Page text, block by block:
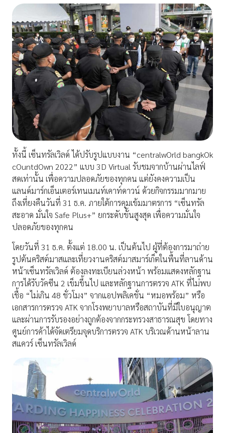
ทั้งนี้ เซ็นทรัลเวิลด์ ได้ปรับรูปแบบงาน “centralwOrld bangkOk
cOuntdOwn 2022” แบบ 3D Virtual รับชมจากบ้านผ่านไลฟ์
สดเท่านั้น เพื่อความปลอดภัยของทุกคน แต่ยังคงความเป็น
แลนด์มาร์กเอ็นเตอร์เทนเมนท์เคาท์ดาวน์ ด้วยกิจกรรมมากมาย
ถึงเที่ยงคืนวันที่ 31 ธ.ค. ภายใต้การคุมเข้มมาตรการ “เซ็นทรัล
สะอาด มั่นใจ Safe Plus+” ยกระดับขั้นสูงสุด เพื่อความมั่นใจ
ปลอดภัยของทุกคน
โดยวันที่ 31 ธ.ค. ตั้งแต่ 18.00 น. เป็นต้นไป ผู้ที่ต้องการมาถ่าย
รูปต้นคริสต์มาสและเที่ยวงานคริสต์มาสมาร์เก็ตในพื้นที่ลานด้าน
หน้าเซ็นทรัลเวิลด์ ต้องลงทะเบียนล่วงหน้า พร้อมแสดงหลักฐาน
การได้รับวัคซีน 2 เข็มขึ้นไป และหลักฐานการตรวจ ATK ที่ไม่พบ
เชื้อ “ไม่เกิน 48 ชั่วโมง” จากแอปพลิเคชั่น “หมอพร้อม” หรือ
เอกสารการตรวจ ATK จากโรงพยาบาลหรือสถาบันที่มีใบอนุญาต
และผ่านการรับรองอย่างถูกต้องจากกระทรวงสาธารณสุข โดยทาง
ศูนย์การค้าได้จัดเตรียมจุดบริการตรวจ ATK บริเวณด้านหน้าลาน
สแควร์ เซ็นทรัลเวิลด์